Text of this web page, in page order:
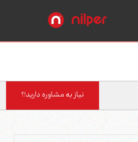
نیاز به مشاوره دارید!؟